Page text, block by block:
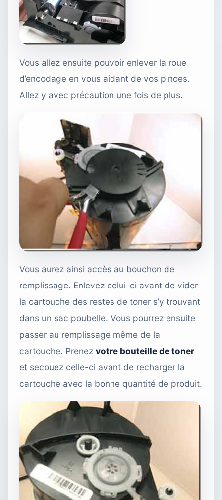
Vous allez ensuite pouvoir enlever la roue
d’encodage en vous aidant de vos pinces.
Allez y avec précaution une fois de plus.
Vous aurez ainsi accès au bouchon de
remplissage. Enlevez celui-ci avant de vider
la cartouche des restes de toner s’y trouvant
dans un sac poubelle. Vous pourrez ensuite
passer au remplissage même de la
cartouche. Prenez votre bouteille de toner
et secouez celle-ci avant de recharger la
cartouche avec la bonne quantité de produit.